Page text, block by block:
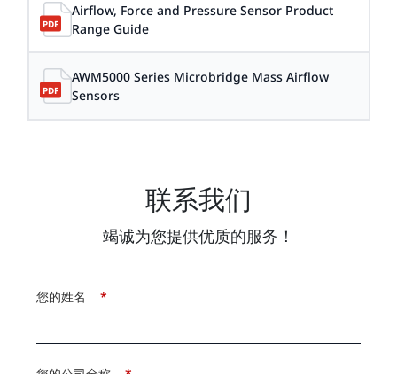
Airflow, Force and Pressure Sensor Product
Range Guide
AWM5000 Series Microbridge Mass Airflow
Sensors
联系我们
竭诚为您提供优质的服务！
*
您的姓名